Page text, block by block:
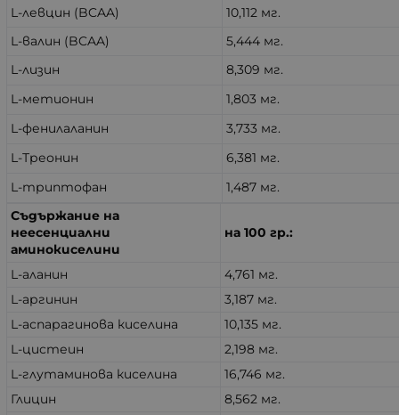
L-левцин (BCAA)
10,112 мг.
L-валин (BCAA)
5,444 мг.
L-лизин
8,309 мг.
L-метионин
1,803 мг.
L-фенилаланин
3,733 мг.
L-Треонин
6,381 мг.
L-триптофан
1,487 мг.
Съдържание на
неесенциални
аминокиселини
на 100 гр.:
L-аланин
4,761 мг.
L-аргинин
3,187 мг.
L-аспарагинова киселина
10,135 мг.
L-цистеин
2,198 мг.
L-глутаминова киселина
16,746 мг.
Глицин
8,562 мг.